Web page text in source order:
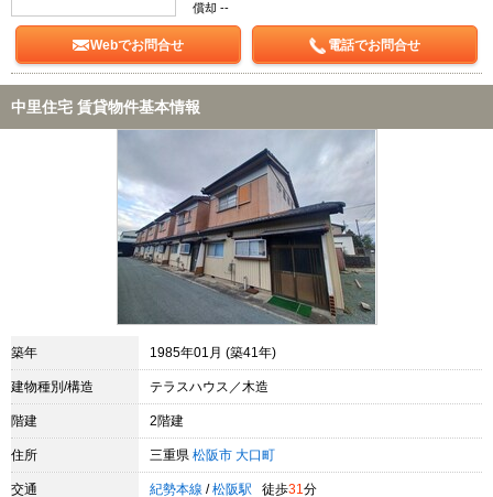
償却 --
Webでお問合せ 電話でお問合せ
中里住宅 賃貸物件基本情報
築年 1985年01月 (築41年)
建物種別/構造 テラスハウス／木造
階建 2階建
住所 三重県 松阪市 大口町
交通 紀勢本線 / 松阪駅 徒歩31 分